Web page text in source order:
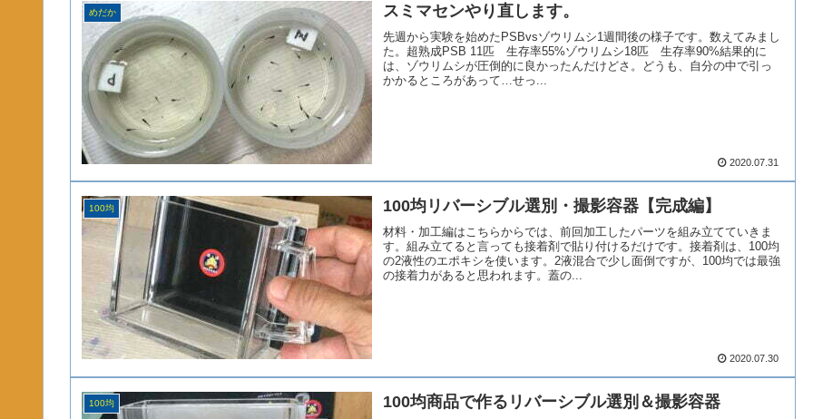
めだか スミマセンやり直します。
先週から実験を始めたPSBvsゾウリムシ1週間後の様子です。数えてみまし
た。超熟成PSB 11匹 生存率55%ゾウリムシ18匹 生存率90%結果的に
は、ゾウリムシが圧倒的に良かったんだけどさ。どうも、自分の中で引っ
かかるところがあって…せっ...
2020.07.31
100均 100均リバーシブル選別・撮影容器【完成編】
材料・加工編はこちらからでは、前回加工したパーツを組み立てていきま
す。組み立てると言っても接着剤で貼り付けるだけです。接着剤は、100均
の2液性のエポキシを使います。2液混合で少し面倒ですが、100均では最強
の接着力があると思われます。蓋の...
2020.07.30
100均 100均商品で作るリバーシブル選別＆撮影容器